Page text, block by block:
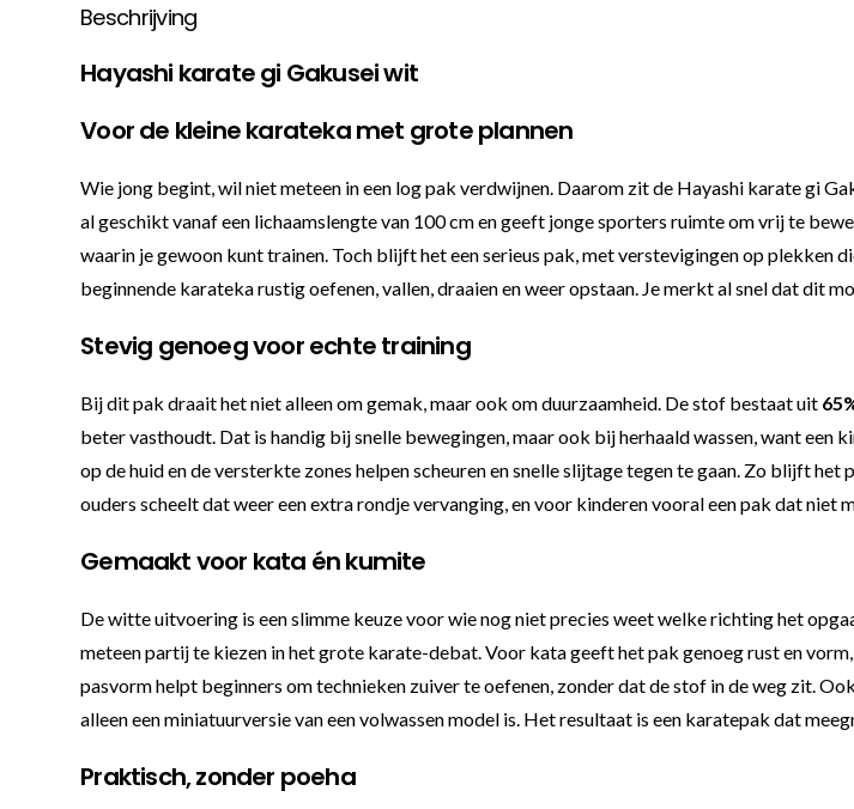
Beschrijving
Hayashi karate gi Gakusei wit
Voor de kleine karateka met grote plannen
Wie jong begint, wil niet meteen in een log pak verdwijnen. Daarom zit de Hayashi karate gi
al geschikt vanaf een lichaamslengte van 100 cm en geeft jonge sporters ruimte om vrij te
waarin je gewoon kunt trainen. Toch blijft het een serieus pak, met verstevigingen op plekken
beginnende karateka rustig oefenen, vallen, draaien en weer opstaan. Je merkt al snel dat dit
Stevig genoeg voor echte training
Bij dit pak draait het niet alleen om gemak, maar ook om duurzaamheid. De stof bestaat uit
beter vasthoudt. Dat is handig bij snelle bewegingen, maar ook bij herhaald wassen, want
op de huid en de versterkte zones helpen scheuren en snelle slijtage tegen te gaan. Zo blijft
ouders scheelt dat weer een extra rondje vervanging, en voor kinderen vooral een pak dat niet
Gemaakt voor kata én kumite
De witte uitvoering is een slimme keuze voor wie nog niet precies weet welke richting het
meteen partij te kiezen in het grote karate-debat. Voor kata geeft het pak genoeg rust en
pasvorm helpt beginners om technieken zuiver te oefenen, zonder dat de stof in de weg zit.
alleen een miniatuurversie van een volwassen model is. Het resultaat is een karatepak dat
Praktisch, zonder poeha